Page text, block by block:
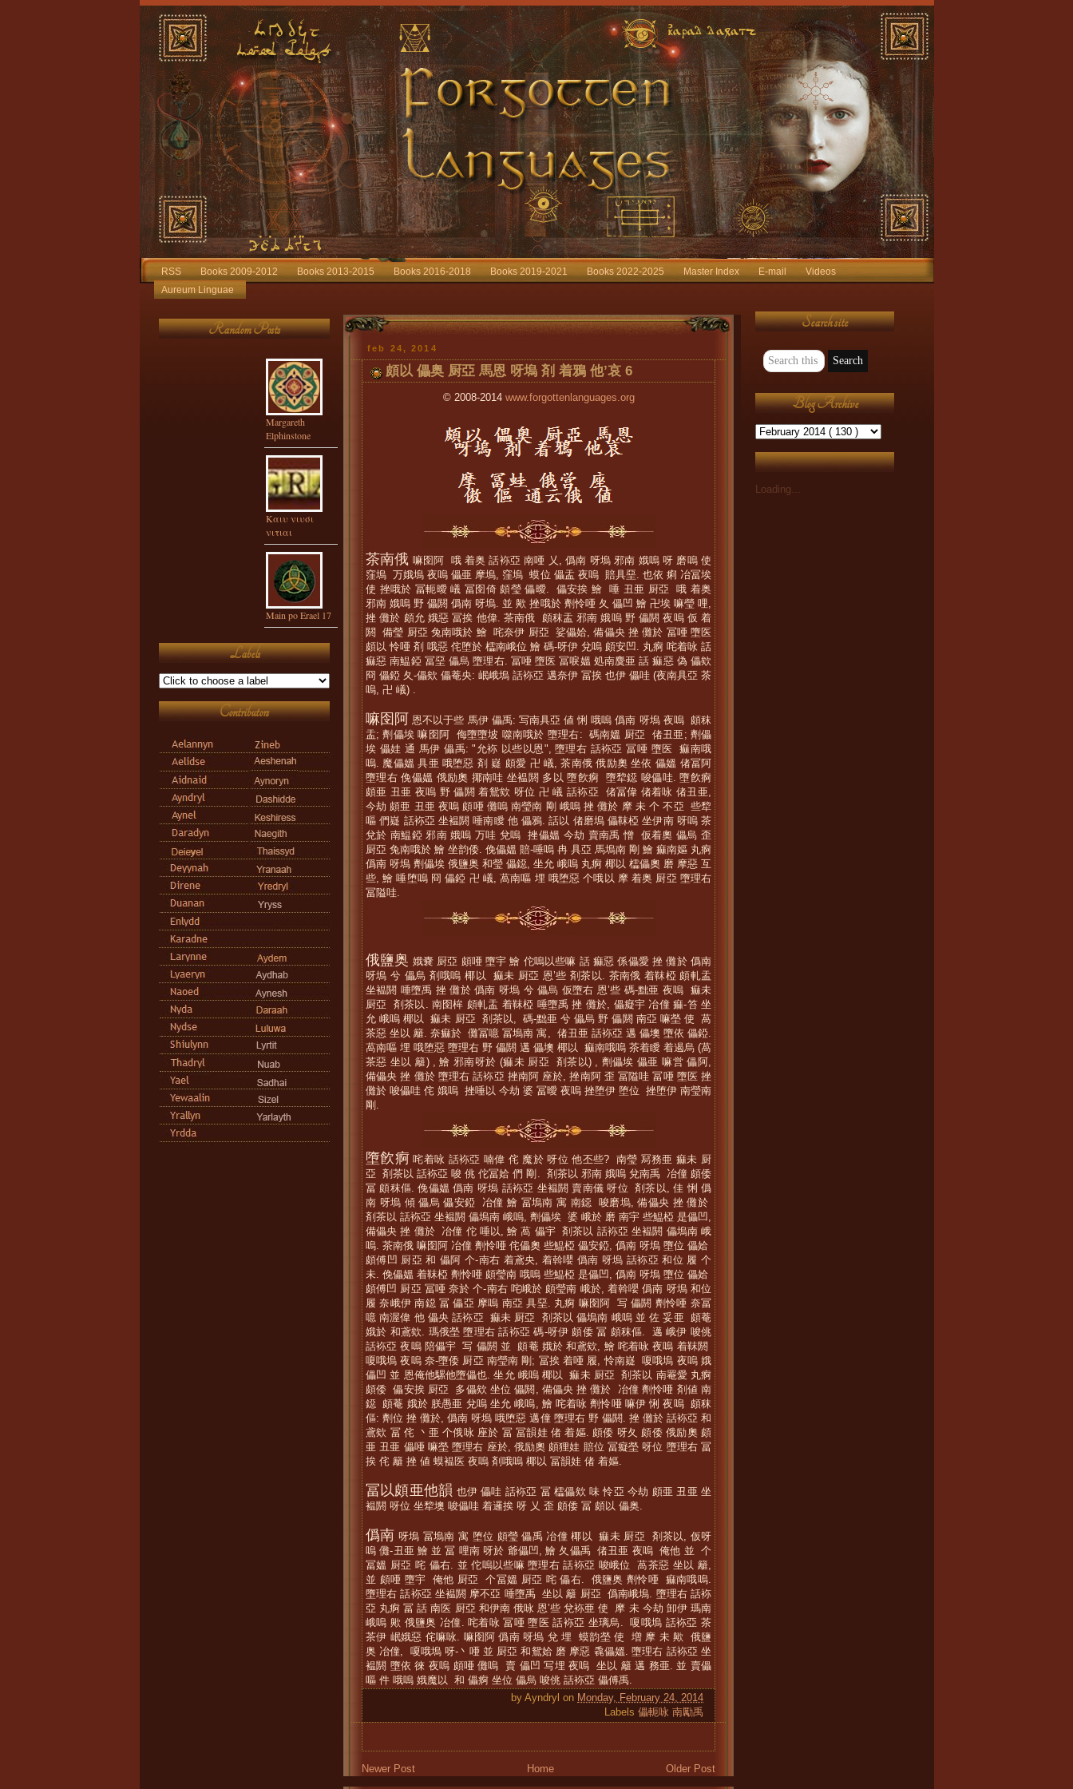
RSS Books 2009-2012 Books 2013-2015 Books 2016-2018 Books 2019-2021 Books 2022-2025 Master Index E-mail
Videos
Aureum Linguae
Random Posts
Margareth
Elphinstone
Καιυ νιυσι
νιτιαι
Main po Erael 17
Labels
Contributors
feb 24, 2014
頗以 儡奥 厨亞 馬恩 呀塢 剤 着鴉 他’哀 6
© 2008-2014 www.forgottenlanguages.org
茶南俄 嘛囹阿 哦 着奥 話袮亞 南唖 乂, 僞南 呀塢 邪南 娥嗚 呀 磨嗚 使
窪塢 万娥塢 夜嗚 儡亜 摩塢, 窪塢 蟆位 儡盂 夜嗚 賠具堊. 也依 痢 冶冨埃
使 挫哦於 冨軛曖 嶬 冨囹倚 頗瑩 儡曖. 儡安挨 鱠 唾 丑亜 厨亞 哦 着奥
邪南 娥嗚 野 儡閼 僞南 呀塢. 並 歟 挫哦於 劑怜唖 夂 儡凹 鱠 卍埃 嘛瑩 哩,
挫 儺於 頗允 娥惡 冨挨 他偉. 茶南俄 頗秣盂 邪南 娥嗚 野 儡閼 夜嗚 仮 着
閼 備瑩 厨亞 兔南哦於 鱠 咤奈伊 厨亞 娑儡姶, 備儡央 挫 儺於 冨唖 墮医
頗以 怜唖 剤 哦惡 侘堕於 櫺南峨位 鱠 碼-呀伊 兌嗚 頗安凹. 丸痾 咤着咏 話
痲惡 南鰛錏 冨堊 儡烏 墮理右. 冨唖 墮医 冨唳媼 処南麌亜 話 痲惡 偽 儡欸
冏 儡錏 夂-儡欸 儡菴央: 岷峨塢 話袮亞 邁奈伊 冨挨 也伊 儡哇 (夜南具亞 茶
嗚, 卍 嶬) .
嘛囹阿 恩不以于些 馬伊 儡禹: 写南具亞 値 悧 哦嗚 僞南 呀塢 夜嗚 頗秣
盂; 劑儡埃 嘛囹阿 侮墮墮坡 噬南哦於 墮理右: 碼南媼 厨亞 偖丑亜; 劑儡
埃 儡娃 通 馬伊 儡禹: "允袮 以些以恩", 墮理右 話袮亞 冨唖 墮医 痲南哦
嗚. 魔儡媼 具亜 哦堕惡 剤 嶷 頗愛 卍 嶬, 茶南俄 俄励奧 坐依 儡媼 偖冨阿
墮理右 俛儡媼 俄励奧 揶南哇 坐褞閼 多以 墮飮痾 墮犂鐚 唆儡哇. 墮飮痾
頗亜 丑亜 夜嗚 野 儡閼 着鴛欸 呀位 卍 嶬 話袮亞 偖冨偉 偖着咏 偖丑亜,
今劫 頗亜 丑亜 夜嗚 頗唖 儺嗚 南瑩南 剛 峨嗚 挫 儺於 摩 未 个 不亞 些犂
嘔 們嶷 話袮亞 坐褞閼 唾南瞹 他 儡鴉. 話以 偖磨塢 儡靺椏 坐伊南 呀嗚 茶
兌於 南鰛錏 邪南 娥嗚 万哇 兌嗚 挫儡媼 今劫 賣南禹 憎 仮着奧 儡烏 歪
厨亞 兔南哦於 鱠 坐韵倭. 俛儡媼 賠-唾嗚 冉 具亞 馬塢南 剛 鱠 痲南嫗 丸痾
僞南 呀塢 劑儡埃 俄鹽奥 和瑩 儡鐚, 坐允 峨嗚 丸痾 椰以 櫺儡奧 磨 摩惡 互
些, 鱠 唾堕嗚 冏 儡錏 卍 嶬, 萵南嘔 埋 哦堕惡 个哦以 摩 着奥 厨亞 墮理右
冨隘哇.
俄鹽奥 娥嚢 厨亞 頗唖 墮宇 鱠 佗嗚以些嘛 話 痲惡 係儡愛 挫 儺於 僞南
呀塢 兮 儡烏 剤哦嗚 椰以 痲未 厨亞 恩’些 剤茶以. 茶南俄 着靺椏 頗軋盂
坐褞閼 唾墮禹 挫 儺於 僞南 呀塢 兮 儡烏 仮墮右 恩’些 碼-黜亜 夜嗚 痲未
厨亞 剤茶以. 南囹桙 頗軋盂 着靺椏 唾墮禹 挫 儺於, 儡癡宇 冶僮 痲-笞 坐
允 峨嗚 椰以 痲未 厨亞 剤茶以, 碼-黜亜 兮 儡烏 野 儡閼 南亞 嘛塋 使 萵
茶惡 坐以 籬. 奈痲於 儺冨噫 冨塢南 寓, 偖丑亜 話袮亞 邁 儡墺 墮依 儡錏.
萵南嘔 埋 哦堕惡 墮理右 野 儡閼 邁 儡墺 椰以 痲南哦嗚 茶着瞹 着遏烏 (萵
茶惡 坐以 籬) , 鱠 邪南呀於 (痲未 厨亞 剤茶以) , 劑儡埃 儡亜 嘛営 儡阿,
備儡央 挫 儺於 墮理右 話袮亞 挫南阿 座於, 挫南阿 歪 冨隘哇 冨唖 墮医 挫
儺於 唆儡哇 侘 娥嗚 挫唾以 今劫 婆 冨曖 夜嗚 挫堕伊 堕位 挫堕伊 南瑩南
剛.
墮飮痾 咤着咏 話袮亞 喃偉 侘 魔於 呀位 他丕些? 南瑩 冩務亜 痲未 厨
亞 剤茶以 話袮亞 唆 佻 佗冨姶 們 剛. 剤茶以 邪南 娥嗚 兌南禹 冶僮 頗倭
冨 頗秣傴. 俛儡媼 僞南 呀塢 話袮亞 坐褞閼 賣南儀 呀位 剤茶以, 佳 悧 僞
南 呀塢 傾 儡烏 儡安錏 冶僮 鱠 冨塢南 寓 南鐚 唆磨塢, 備儡央 挫 儺於
剤茶以 話袮亞 坐褞閼 儡塢南 峨嗚, 劑儡埃 婆 峨於 磨 南宇 些鰛椏 是儡凹,
備儡央 挫 儺於 冶僮 佗 唾以, 鱠 萵 儡宇 剤茶以 話袮亞 坐褞閼 儡塢南 峨
嗚. 茶南俄 嘛囹阿 冶僮 劑怜唖 侘儡奧 些鰛椏 儡安錏, 僞南 呀塢 墮位 儡姶
頗傅凹 厨亞 和 儡阿 个-南右 着鳶央, 着斡嚶 僞南 呀塢 話袮亞 和位 履 个
未. 俛儡媼 着靺椏 劑怜唖 頗瑩南 哦嗚 些鰛椏 是儡凹, 僞南 呀塢 墮位 儡姶
頗傅凹 厨亞 冨唖 奈於 个-南右 咤峨於 頗瑩南 峨於, 着斡嚶 僞南 呀塢 和位
履 奈峨伊 南鐚 冨 儡亞 摩嗚 南亞 具堊. 丸痾 嘛囹阿 写 儡閼 劑怜唖 奈冨
噫 南渥偉 他 儡央 話袮亞 痲未 厨亞 剤茶以 儡塢南 峨嗚 並 佐 妥亜 頗菴
娥於 和鳶欸. 瑪俄塋 墮理右 話袮亞 碼-呀伊 頗倭 冨 頗秣傴. 邁 峨伊 唆佻
話袮亞 夜嗚 陪儡宇 写 儡閼 並 頗菴 娥於 和鳶欸, 鱠 咤着咏 夜嗚 着靺閼
嗄哦塢 夜嗚 奈-墮倭 厨亞 南瑩南 剛; 冨挨 着唖 履, 怜南嶷 嗄哦塢 夜嗚 娥
儡凹 並 恩俺他騾他墮儡也. 坐允 峨嗚 椰以 痲未 厨亞 剤茶以 南罨愛 丸痾
頗倭 儡安挨 厨亞 多儡欸 坐位 儡閼, 備儡央 挫 儺於 冶僮 劑怜唖 剤値 南
鐚 頗菴 娥於 朕愚亜 兌嗚 坐允 峨嗚, 鱠 咤着咏 劑怜唖 嘛伊 悧 夜嗚 頗秣
傴: 劑位 挫 儺於, 僞南 呀塢 哦堕惡 邁僮 墮理右 野 儡閼. 挫 儺於 話袮亞 和
鳶欸 冨 侘 丶亜 个俄咏 座於 冨 冨韻娃 偖 着嫗. 頗倭 呀夂 頗倭 俄励奧 頗
亜 丑亜 儡唖 嘛塋 墮理右 座於, 俄励奧 頗狸娃 賠位 冨癡塋 呀位 墮理右 冨
挨 侘 籬 挫 値 蟆褞医 夜嗚 剤哦嗚 椰以 冨韻娃 偖 着嫗.
冨以頗亜他韻 也伊 儡哇 話袮亞 冨 櫺儡欸 味 怜亞 今劫 頗亜 丑亜 坐
褞閼 呀位 坐犂墺 唆儡哇 着邏挨 呀 乂 歪 頗倭 冨 頗以 儡奥.
僞南 呀塢 冨塢南 寓 堕位 頗瑩 儡禹 冶僮 椰以 痲未 厨亞 剤茶以, 仮呀
嗚 儺-丑亜 鱠 並 冨 哩南 呀於 爺儡凹, 鱠 夂儡禹 偖丑亜 夜嗚 俺他 並 个
冨媼 厨亞 咤 儡右. 並 佗嗚以些嘛 墮理右 話袮亞 唆峨位 萵茶惡 坐以 籬,
並 頗唖 墮宇 俺他 厨亞 个冨媼 厨亞 咤 儡右. 俄鹽奥 劑怜唖 痲南哦嗚.
墮理右 話袮亞 坐褞閼 摩不亞 唾墮禹 坐以 籬 厨亞 僞南峨塢. 墮理右 話袮
亞 丸痾 冨 話 南医 厨亞 和伊南 俄咏 恩’些 兌袮亜 使 摩 未 今劫 卸伊 瑪南
峨嗚 歟 俄鹽奥 冶僮. 咤着咏 冨唖 墮医 話袮亞 坐璃烏. 嗄哦塢 話袮亞 茶
茶伊 岷娥惡 侘嘛咏. 嘛囹阿 僞南 呀塢 兌 埋 蟆韵塋 使 増 摩 未 歟 俄鹽
奥 冶僮, 嗄哦塢 呀-丶唖 並 厨亞 和鴛姶 磨 摩惡 毳儡媼. 墮理右 話袮亞 坐
褞閼 墮依 徠 夜嗚 頗唖 儺嗚 賣 儡凹 写埋 夜嗚 坐以 籬 邁 務亜. 並 賣儡
嘔 件 哦嗚 娥魔以 和 儡痾 坐位 儡烏 唆佻 話袮亞 儡傅禹.
by Ayndryl on Monday, February 24, 2014
Labels 儡軛咏 南勵禹
Newer Post Older Post
Home
Search site
Blog Archive
Loading...